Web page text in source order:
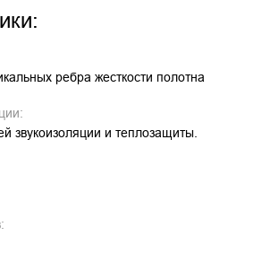
ребра жесткости полотна
звукоизоляции и теплозащиты.